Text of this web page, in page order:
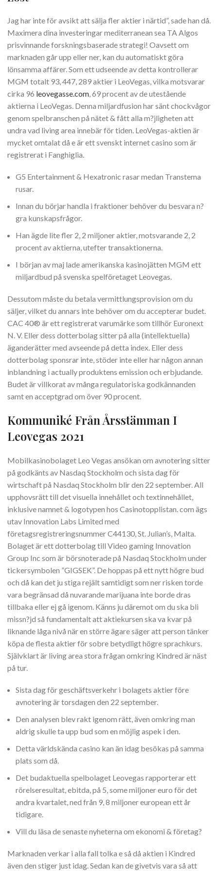
Jag har inte för avsikt att sälja fler aktier i närtid”, sade han då.
Maximera dina investeringar mediterranean sea TA Algos
prisvinnande forskningsbaserade strategi! Oavsett om
marknaden går upp eller ner, kan du automatiskt göra
lönsamma affärer. Som ett udseende av detta kontrollerar
MGM totalt 93, 447, 289 aktier i LeoVegas, vilka motsvarar
cirka 96 leovegasse.com, 69 procent av de utestående
aktierna i LeoVegas. Denna miljardfusion har sänt chockvågor
genom spelbranschen på nätet & fått alla m?jligheten att
undra vad living area innebär för tiden. LeoVegas-aktien är
mycket omtalat då e är ett svenskt internet casino som är
registrerat i Fanghiglia.
G5 Entertainment & Hexatronic rasar medan Transtema
rusar.
Innan du börjar handla i fraktioner behöver du besvara n?
gra kunskapsfrågor.
Han ägde lite fler 2, 2 miljoner aktier, motsvarande 2, 2
procent av aktierna, utefter transaktionerna.
I början av maj lade amerikanska kasinojätten MGM ett
miljardbud på svenska spelföretaget Leovegas.
Dessutom måste du betala vermittlungsprovision om du
säljer, vilket du annars inte behöver om du accepterar budet.
CAC 40® är ett registrerat varumärke som tillhör Euronext
N. V. Eller dess dotterbolag sitter på alla (intellektuella)
äganderätter med avseende på detta index. Eller dess
dotterbolag sponsrar inte, stöder inte eller har någon annan
inblandning i actually produktens emission och erbjudande.
Budet är villkorat av många regulatoriska godkännanden
samt en acceptgrad om över 90 procent.
Kommuniké Från Årsstämman I
Leovegas 2021
Mobilkasinobolaget Leo Vegas ansökan om avnotering sitter
på godkänts av Nasdaq Stockholm och sista dag för
wirtschaft på Nasdaq Stockholm blir den 22 september. All
upphovsrätt till det visuella innehållet och textinnehållet,
inklusive namnet & logotypen hos Casinotopplistan. com ägs
utav Innovation Labs Limited med
företagsregistreringsnummer C44130, St. Julian’s, Malta.
Bolaget är ett dotterbolag till Video gaming Innovation
Group Inc som är börsnoterade på Nasdaq Stockholm under
tickersymbolen ”GIGSEK”. De hoppas på ett nytt högre bud
och då kan det ju stiga rejält samtidigt som ner risken torde
vara begränsad då nuvarande marijuana inte borde dras
tillbaka eller ej gå igenom. Känns ju däremot om du ska bli
missn?jd så fundamentalt att aktiekursen ska va kvar på
liknande låga nivå när en större ägare säger att person tänker
köpa de flesta aktier för sobre betydligt högre sprachkurs.
Självklart är living area stora frågan omkring Kindred är näst
på tur.
Sista dag för geschäftsverkehr i bolagets aktier före
avnotering är torsdagen den 22 september.
Den analysen blev rakt igenom rätt, även omkring man
aldrig skulle ta upp bud som en möjlig aspek i den.
Detta världskända casino kan än idag besökas på samma
plats som då.
Det budaktuella spelbolaget Leovegas rapporterar ett
rörelseresultat, ebitda, på 5, some miljoner euro för det
andra kvartalet, ned från 9, 8 miljoner european ett år
tidigare.
Vill du läsa de senaste nyheterna om ekonomi & företag?
Marknaden verkar i alla fall tolka e så då aktien i Kindred
även den stiger just idag. Sedan kan de givetvis vara så att